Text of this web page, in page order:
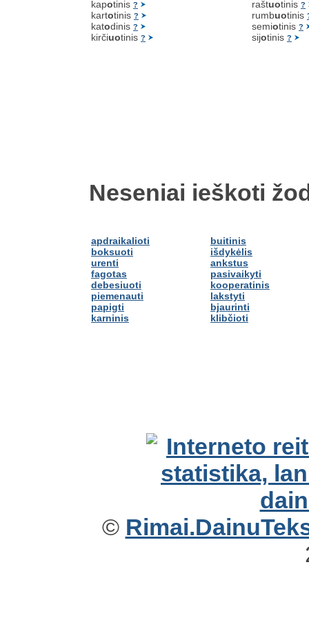
kapotinis ?
kartotinis ?
katodinis ?
kirčiuotinis ?
raštuotinis ?
rumbuotinis
semiotinis ?
sijotinis ?
Neseniai ieškoti
apdraikalioti
boksuoti
urenti
fagotas
debesiuoti
piemenauti
papigti
karninis
buitinis
išdykėlis
ankstus
pasivaikyti
kooperatinis
lakstyti
bjaurinti
klibčioti
©